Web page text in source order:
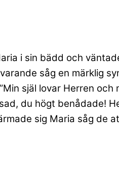
i sin bädd och
såg en märklig
själ lovar Herren
du högt benådade!
sig Maria såg de